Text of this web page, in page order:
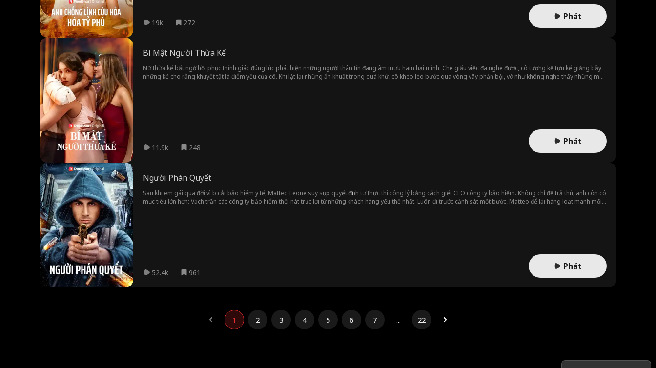
19k 272
Phát
Bí Mật Người Thừa Kế
Nữ thừa kế bất ngờ hồi phục thính giác đúng lúc phát hiện những người thân tín đang âm mưu hãm hại mình. Che giấu việc đã nghe được, cô tương kế tựu kế giăng bẫy
những kẻ cho rằng khuyết tật là điểm yếu của cô. Khi lật lại những ẩn khuất trong quá khứ, cô khéo léo bước qua vòng vây phản bội, vờ như không nghe thấy những mưu
11.9k 248
Phát
Người Phán Quyết
Sau khi em gái qua đời vì bị cắt bảo hiểm y tế, Matteo Leone suy sụp quyết định tự thực thi công lý bằng cách giết CEO công ty bảo hiểm. Không chỉ để trả thù, anh còn có
mục tiêu lớn hơn: Vạch trần các công ty bảo hiểm thối nát trục lợi từ những khách hàng yếu thế nhất. Luôn đi trước cảnh sát một bước, Matteo để lại hàng loạt manh mối
52.4k 961
Phát
1 2 3 4 5 6 7 ... 22